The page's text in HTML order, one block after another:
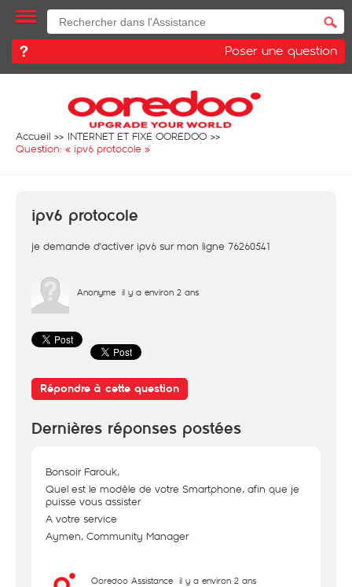
Poser une question
Accueil
INTERNET ET FIXE OOREDOO
Question: « ipv6 protocole »
ipv6 protocole
je demande d'activer ipv6 sur mon ligne 76260541
Anonyme il y a environ 2 ans
Répondre à cette question
Dernières réponses postées
Bonsoir Farouk,
Quel est le modèle de votre Smartphone, afin que je
puisse vous assister
A votre service
Aymen, Community Manager
Ooredoo Assistance il y a environ 2 ans